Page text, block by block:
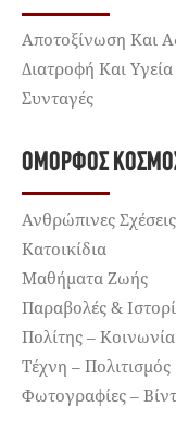
Αποτοξίνωση Και
Διατροφή Και Υγεία
Συνταγές
ΌΜΟΡΦΟΣ
Ανθρώπινες Σχέσεις
Κατοικίδια
Μαθήματα Ζωής
Παραβολές &
Πολίτης – Κοινωνία
Τέχνη – Πολιτισμός
Φωτογραφίες –